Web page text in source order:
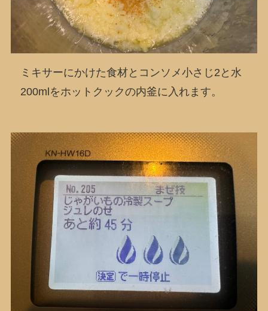
ミキサーにかけた食材とコンソメ小さじ2と水
200mlをホットクックの内釜に入れます。